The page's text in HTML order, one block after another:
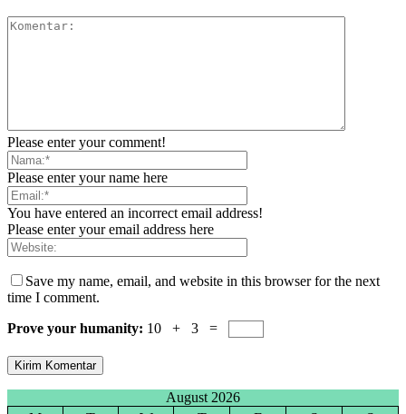
Please enter your comment!
Please enter your name here
You have entered an incorrect email address!
Please enter your email address here
Save my name, email, and website in this browser for the next
time I comment.
Prove your humanity: 10 + 3 =
August 2026